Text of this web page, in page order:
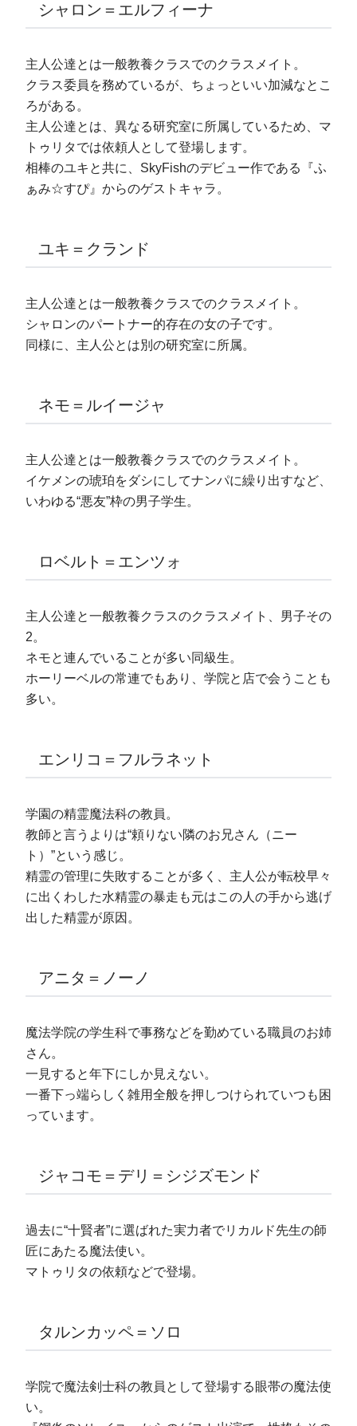
シャロン＝エルフィーナ
主人公達とは一般教養クラスでのクラスメイト。
クラス委員を務めているが、ちょっといい加減なとこ
ろがある。
主人公達とは、異なる研究室に所属しているため、マ
トゥリタでは依頼人として登場します。
相棒のユキと共に、SkyFishのデビュー作である『ふ
ぁみ☆すぴ』からのゲストキャラ。
ユキ＝クランド
主人公達とは一般教養クラスでのクラスメイト。
シャロンのパートナー的存在の女の子です。
同様に、主人公とは別の研究室に所属。
ネモ＝ルイージャ
主人公達とは一般教養クラスでのクラスメイト。
イケメンの琥珀をダシにしてナンパに繰り出すなど、
いわゆる“悪友”枠の男子学生。
ロベルト＝エンツォ
主人公達と一般教養クラスのクラスメイト、男子その
2。
ネモと連んでいることが多い同級生。
ホーリーベルの常連でもあり、学院と店で会うことも
多い。
エンリコ＝フルラネット
学園の精霊魔法科の教員。
教師と言うよりは“頼りない隣のお兄さん（ニー
ト）”という感じ。
精霊の管理に失敗することが多く、主人公が転校早々
に出くわした水精霊の暴走も元はこの人の手から逃げ
出した精霊が原因。
アニタ＝ノーノ
魔法学院の学生科で事務などを勤めている職員のお姉
さん。
一見すると年下にしか見えない。
一番下っ端らしく雑用全般を押しつけられていつも困
っています。
ジャコモ＝デリ＝シジズモンド
過去に“十賢者”に選ばれた実力者でリカルド先生の師
匠にあたる魔法使い。
マトゥリタの依頼などで登場。
タルンカッペ＝ソロ
学院で魔法剣士科の教員として登場する眼帯の魔法使
い。